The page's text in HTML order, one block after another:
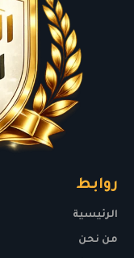
روابط
الرئيسية
من نحن